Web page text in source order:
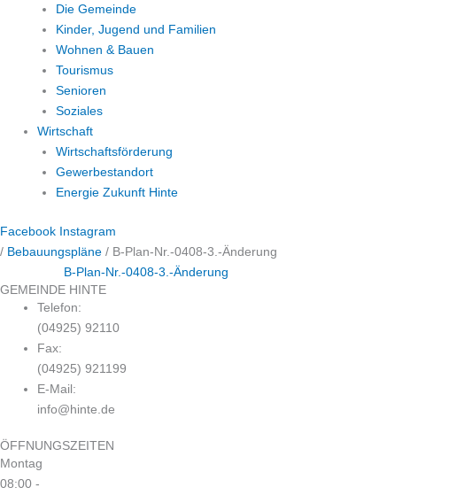
Die Gemeinde
Kinder, Jugend und Familien
Wohnen & Bauen
Tourismus
Senioren
Soziales
Wirtschaft
Wirtschaftsförderung
Gewerbestandort
Energie Zukunft Hinte
Facebook Instagram
/ Bebauungspläne / B-Plan-Nr.-0408-3.-Änderung
B-Plan-Nr.-0408-3.-Änderung
GEMEINDE HINTE
Telefon:
(04925) 92110
Fax:
(04925) 921199
E-Mail:
info@hinte.de
ÖFFNUNGSZEITEN
Montag
08:00 -